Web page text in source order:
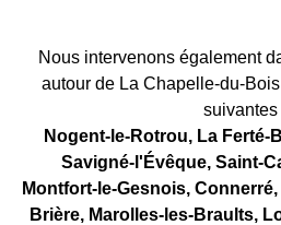
Nous intervenons également
autour de La Chapelle-du-
suivantes
Nogent-le-Rotrou, La Ferté-
Savigné-l'Évêque, Saint-
Montfort-le-Gesnois,
Brière, Marolles-les-Braults,